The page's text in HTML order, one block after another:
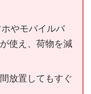
やモバイルバ
使え、荷物を減
放置してもすぐ